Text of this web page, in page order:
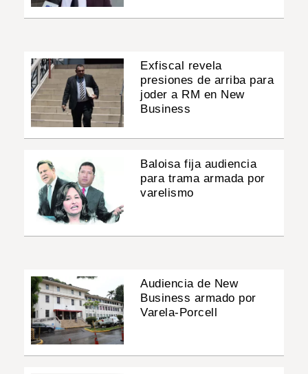
Exfiscal revela
presiones de arriba para
joder a RM en New
Business
Baloisa fija audiencia
para trama armada por
varelismo
Audiencia de New
Business armado por
Varela-Porcell